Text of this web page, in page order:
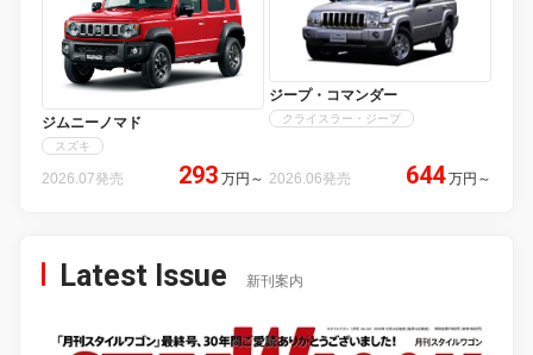
ジムニーノマド
スズキ
2026.07発売 293 万円 ～
ジープ・コマンダー
クライスラー・ジープ
2026.06発売 644万円 ～
Latest Issue 新刊案内